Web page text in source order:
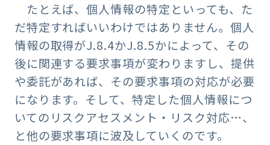
たとえば、個人情報の特定といっても、た
だ特定すればいいわけではありません。個人
情報の取得がJ.8.4かJ.8.5かによって、その
後に関連する要求事項が変わりますし、提供
や委託があれば、その要求事項の対応が必要
になります。そして、特定した個人情報につ
いてのリスクアセスメント・リスク対応…、
と他の要求事項に波及していくのです。